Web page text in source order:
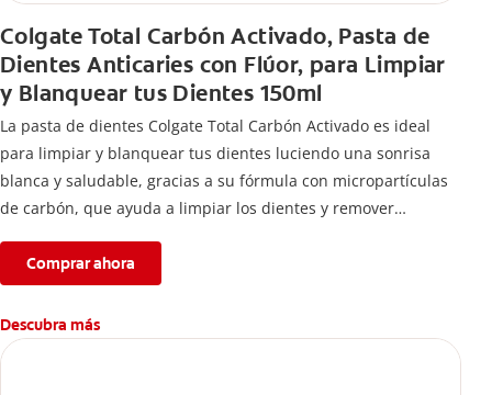
Colgate Total Carbón Activado, Pasta de
Dientes Anticaries con Flúor, para Limpiar
y Blanquear tus Dientes 150ml
La pasta de dientes Colgate Total Carbón Activado es ideal
para limpiar y blanquear tus dientes luciendo una sonrisa
blanca y saludable, gracias a su fórmula con micropartículas
de carbón, que ayuda a limpiar los dientes y remover
Comprar ahora
Descubra más